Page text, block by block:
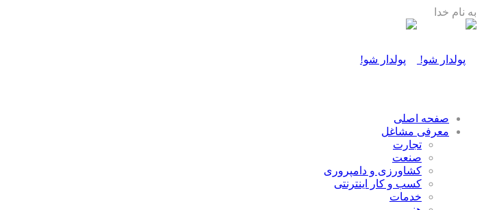
به نام خدا
صفحه اصلی
معرفی مشاغل
تجارت
صنعت
كشاورزی و دامپروری
كسب و كار اينترنتی
خدمات